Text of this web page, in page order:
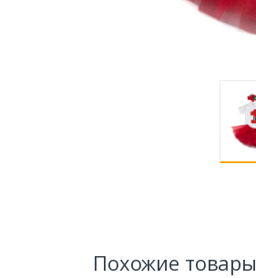
Похожие товары